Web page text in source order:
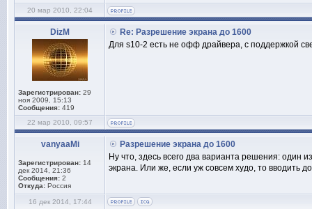
20 мар 2010, 22:04
DizM
Зарегистрирован: 29
ноя 2009, 15:13
Сообщения: 419
Re: Разрешение экрана до 1600
Для s10-2 есть не офф драйвера, с поддержкой
22 мар 2010, 09:57
vanyaaMi
Зарегистрирован: 14
дек 2014, 21:36
Сообщения: 2
Откуда: Россия
Разрешение экрана до 1600
Ну что, здесь всего два варианта решения: один
экрана. Или же, если уж совсем худо, то вводить
16 дек 2014, 17:44